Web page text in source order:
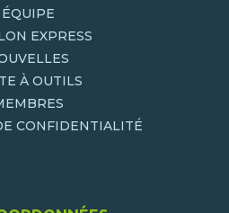
ÉQUIPE
EXPRESS
À OUTILS
CONFIDENTIALITÉ